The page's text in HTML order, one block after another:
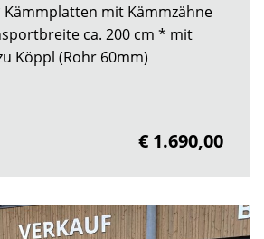
mit Kämmzähne
ca. 200 cm * mit
Köppl (Rohr 60mm)
€ 1.690,00